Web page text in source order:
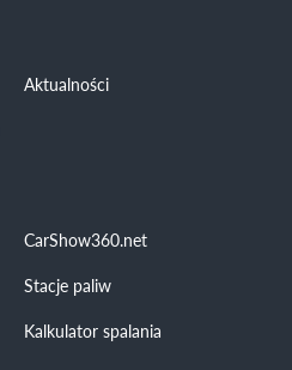
Aktualności
CarShow360.net
Stacje paliw
Kalkulator spalania